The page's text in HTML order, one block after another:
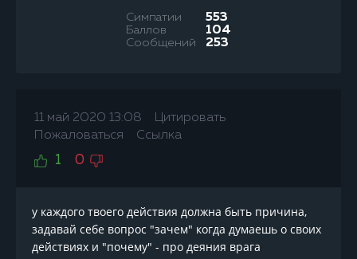
Симпатии 553
Баллов 104
Сообщений 253
11 май 2020 13:08
Цитировать
Пожаловаться
Ссылка
1 0
у каждого твоего действия должна быть причина,
задавай себе вопрос "зачем" когда думаешь о своих
действиях и "почему" - про деяния врага